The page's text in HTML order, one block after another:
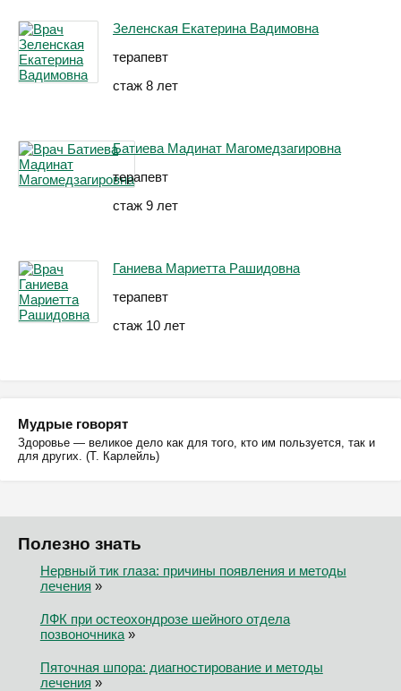
Зеленская Екатерина Вадимовна
терапевт
стаж 8 лет
Батиева Мадинат Магомедзагировна
терапевт
стаж 9 лет
Ганиева Мариетта Рашидовна
терапевт
стаж 10 лет
Мудрые говорят
Здоровье — великое дело как для того, кто им пользуется, так и
для других. (Т. Карлейль)
Полезно знать
Нервный тик глаза: причины появления и методы
лечения »
ЛФК при остеохондрозе шейного отдела
позвоночника»
Пяточная шпора: диагностирование и методы
лечения »